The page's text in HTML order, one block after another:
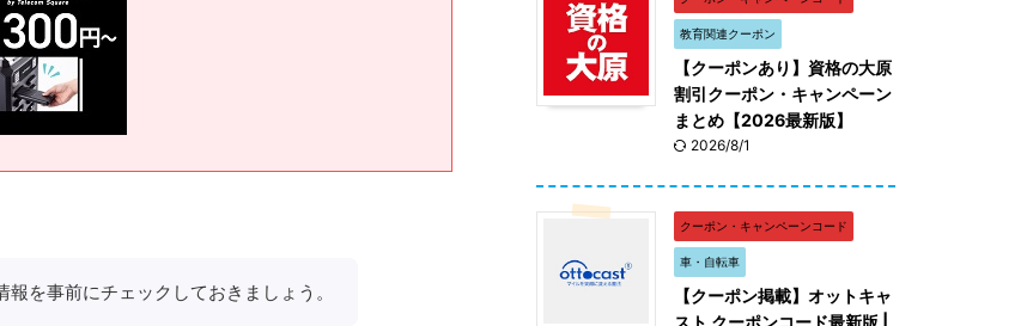
報を事前にチェックしておきましょう。
教育関連クーポン
【クーポンあり】資格の大原
割引クーポン・キャンペーン
まとめ【2026最新版】
2026/8/1
クーポン・キャンペーンコード
車・自転車
【クーポン掲載】オットキャ
スト クーポンコード最新版 |